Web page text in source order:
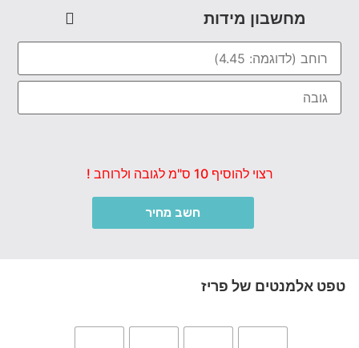
מחשבון מידות
רצוי להוסיף 10 ס"מ לגובה ולרוחב !
חשב מחיר
טפט אלמנטים של פריז